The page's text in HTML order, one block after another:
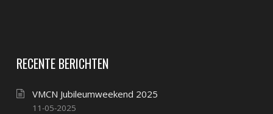
RECENTE BERICHTEN
VMCN Jubileumweekend 2025
11-05-2025